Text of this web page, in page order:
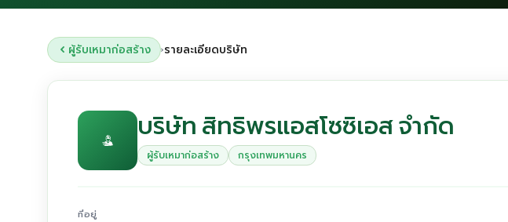
ผู้รับเหมาก่อสร้าง ›รายละเอียดบริษัท
บริษัท สิทธิพรแอสโซซิเอส จำกัด
ผู้รับเหมาก่อสร้าง กรุงเทพมหานคร
ที่อยู่